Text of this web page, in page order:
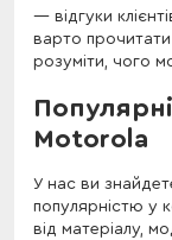
відгуки
варто
розуміти, чого
Motorola
У нас ви
популярністю у
від матеріалу,